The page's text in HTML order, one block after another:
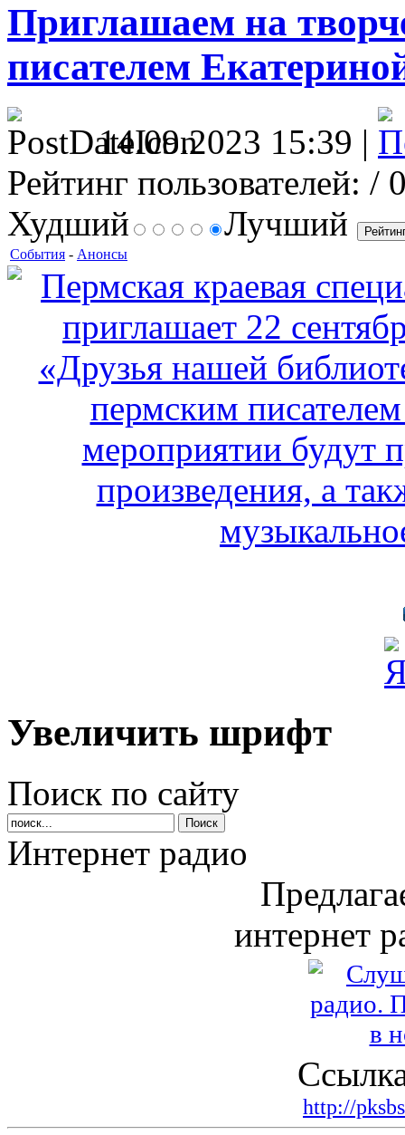
Приглашаем на
писателем
14.09.2023 15:39 |
Рейтинг пользователей: /
Худший
Лучший
События - Анонсы
Увеличить шрифт
Поиск по сайту
Интернет радио
интернет
http://